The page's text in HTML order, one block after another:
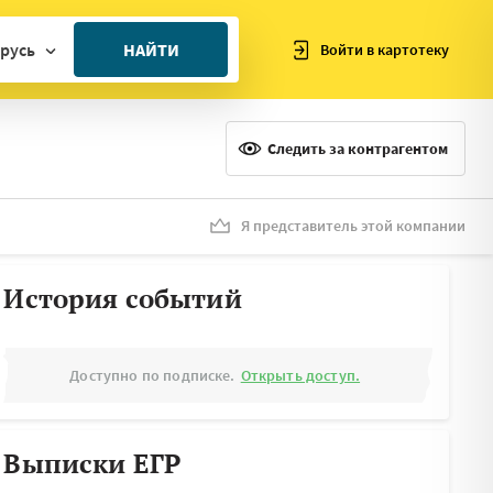
НАЙТИ Войти в картотеку
Следить за контрагентом
Я представитель этой компании
История событий
Доступно по подписке. Открыть доступ.
Выписки ЕГР